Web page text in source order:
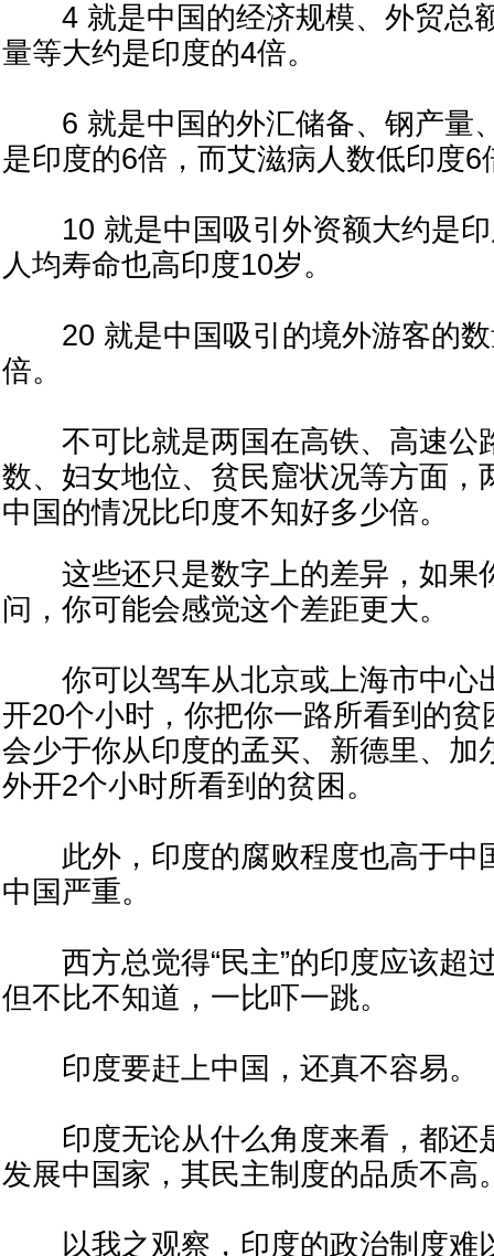
4 就是中国的经济规模、外贸总
量等大约是印度的4倍。
6 就是中国的外汇储备、钢产量
是印度的6倍，而艾滋病人数低印度6
10 就是中国吸引外资额大约是印
人均寿命也高印度10岁。
20 就是中国吸引的境外游客的数
倍。
不可比就是两国在高铁、高速公
数、妇女地位、贫民窟状况等方面，
中国的情况比印度不知好多少倍。
这些还只是数字上的差异，如果
问，你可能会感觉这个差距更大。
你可以驾车从北京或上海市中心
开20个小时，你把你一路所看到的贫
会少于你从印度的孟买、新德里、加
外开2个小时所看到的贫困。
此外，印度的腐败程度也高于中
中国严重。
西方总觉得“民主”的印度应该超过
但不比不知道，一比吓一跳。
印度要赶上中国，还真不容易。
印度无论从什么角度来看，都还
发展中国家，其民主制度的品质不高
以我之观察，印度的政治制度难